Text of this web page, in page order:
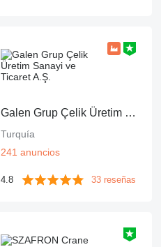
Galen Grup Çelik Üretim Sanayi ve Ticaret A.Ş.
Turquía
241 anuncios
4.8 33 reseñas